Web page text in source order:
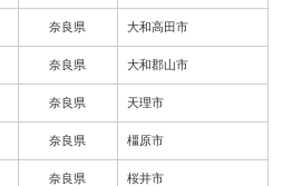
奈良県 大和高田市
奈良県 大和郡山市
奈良県 天理市
奈良県 橿原市
奈良県 桜井市